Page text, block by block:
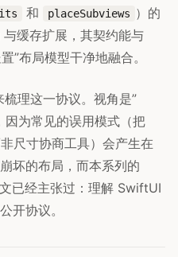
和 placeSubviews ）的
缓存扩展，其契约能与
”布局模型干净地融合。
理这一协议。视角是”
因为常见的误用模式（把
尺寸协商工具）会产生在
坏的布局，而本系列的
已经主张过：理解 SwiftUI
开协议。